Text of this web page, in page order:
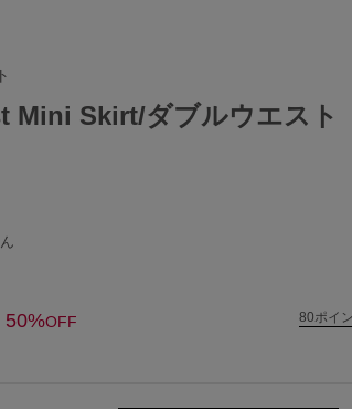
Mini Skirt/ダブルウエスト
50%OFF 80ポイ